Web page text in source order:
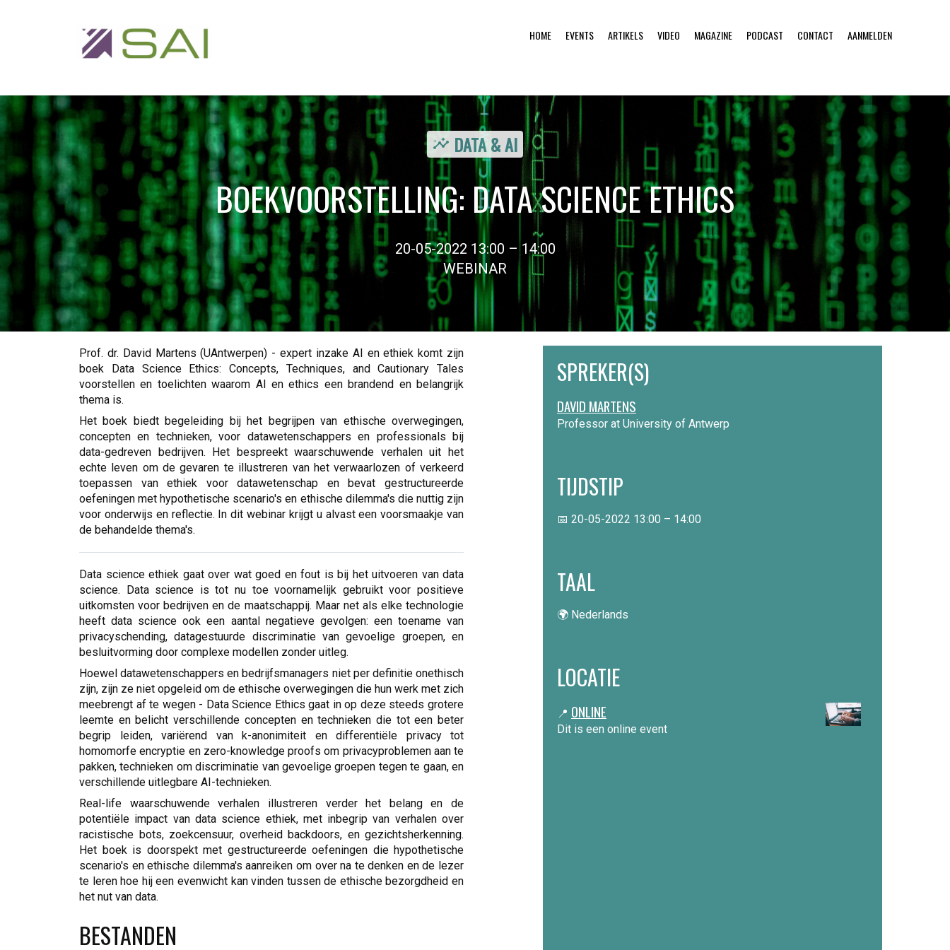
HOME EVENTS ARTIKELS VIDEO MAGAZINE PODCAST CONTACT AANMELDEN
insights DATA & AI
BOEKVOORSTELLING: DATA SCIENCE ETHICS
20-05-2022 13:00 – 14:00
WEBINAR
Prof. dr. David Martens (UAntwerpen) - expert inzake AI en ethiek komt zijn
boek Data Science Ethics: Concepts, Techniques, and Cautionary Tales
voorstellen en toelichten waarom AI en ethics een brandend en belangrijk
thema is.
Het boek biedt begeleiding bij het begrijpen van ethische overwegingen,
concepten en technieken, voor datawetenschappers en professionals bij
data-gedreven bedrijven. Het bespreekt waarschuwende verhalen uit het
echte leven om de gevaren te illustreren van het verwaarlozen of verkeerd
toepassen van ethiek voor datawetenschap en bevat gestructureerde
oefeningen met hypothetische scenario's en ethische dilemma's die nuttig zijn
voor onderwijs en reflectie. In dit webinar krijgt u alvast een voorsmaakje van
de behandelde thema's.
Data science ethiek gaat over wat goed en fout is bij het uitvoeren van data
science. Data science is tot nu toe voornamelijk gebruikt voor positieve
uitkomsten voor bedrijven en de maatschappij. Maar net als elke technologie
heeft data science ook een aantal negatieve gevolgen: een toename van
privacyschending, datagestuurde discriminatie van gevoelige groepen, en
besluitvorming door complexe modellen zonder uitleg.
Hoewel datawetenschappers en bedrijfsmanagers niet per definitie onethisch
zijn, zijn ze niet opgeleid om de ethische overwegingen die hun werk met zich
meebrengt af te wegen - Data Science Ethics gaat in op deze steeds grotere
leemte en belicht verschillende concepten en technieken die tot een beter
begrip leiden, variërend van k-anonimiteit en differentiële privacy tot
homomorfe encryptie en zero-knowledge proofs om privacyproblemen aan te
pakken, technieken om discriminatie van gevoelige groepen tegen te gaan, en
verschillende uitlegbare AI-technieken.
Real-life waarschuwende verhalen illustreren verder het belang en de
potentiële impact van data science ethiek, met inbegrip van verhalen over
racistische bots, zoekcensuur, overheid backdoors, en gezichtsherkenning.
Het boek is doorspekt met gestructureerde oefeningen die hypothetische
scenario's en ethische dilemma's aanreiken om over na te denken en de lezer
te leren hoe hij een evenwicht kan vinden tussen de ethische bezorgdheid en
het nut van data.
BESTANDEN
SPREKER(S)
DAVID MARTENS
Professor at University of Antwerp
TIJDSTIP
📅 20-05-2022 13:00 – 14:00
TAAL
🌍 Nederlands
LOCATIE
📍 ONLINE
Dit is een online event